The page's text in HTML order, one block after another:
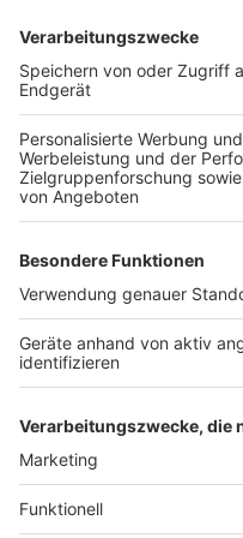
Pienaar gewinnt
chancenlos
Sport|Kurz vor der
Etappe mischt Liane
Tour. Doch im Sprint
zweiten Etappensieg bei
Real-Wechsel fix:
Rekordtransfer
Sport|Nach nur einer
Leipzig schon wieder.
sich Real Madrid an.
Rekordsumme zu den
Frauen-Tour erklimmt
alles schaffen»
Sport|1910 Meter hoch,
Steigung und auf den